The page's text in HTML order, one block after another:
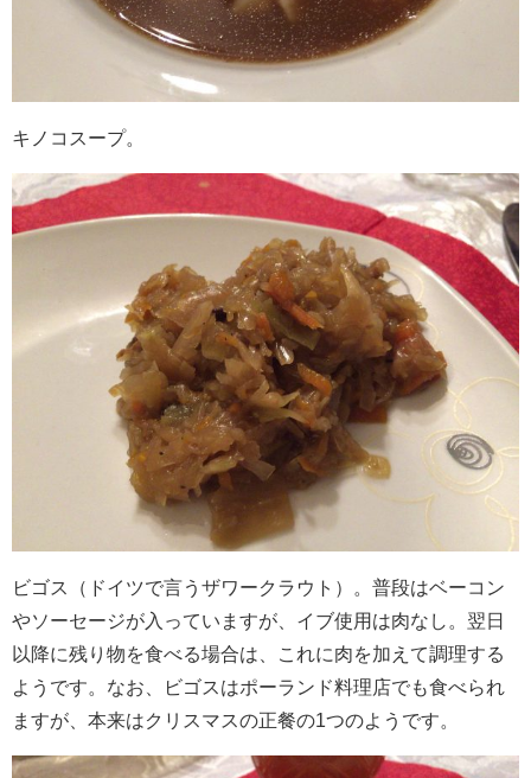
キノコスープ。
ビゴス（ドイツで言うザワークラウト）。普段はベーコン
やソーセージが入っていますが、イブ使用は肉なし。翌日
以降に残り物を食べる場合は、これに肉を加えて調理する
ようです。なお、ビゴスはポーランド料理店でも食べられ
ますが、本来はクリスマスの正餐の1つのようです。